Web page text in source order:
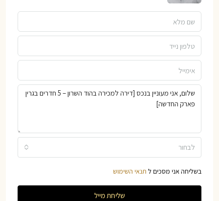
לבחור
בשליחה אני מסכים ל תנאי השימוש
שליחת מייל